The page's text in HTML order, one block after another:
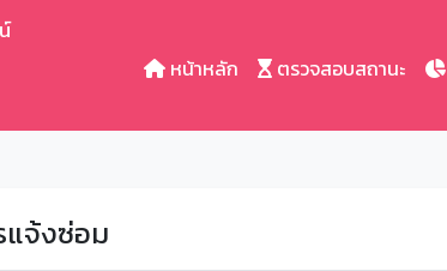
หน้าหลัก ตรวจสอบสถานะ
แจ้งซ่อม